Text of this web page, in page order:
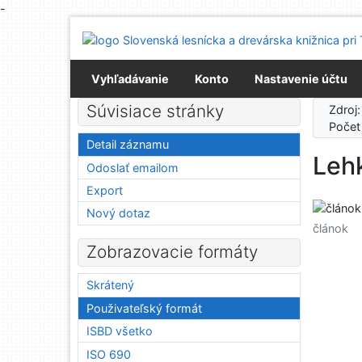
-
Prejsť na menu
Prehlásenie o webovej prístupnosti
Vyhľadávanie
Konto Nastavenie účtu
článok
Súvisiace stránky
Detail záznamu
Odoslať emailom
Export
Nový dotaz
Zobrazovacie formáty
Skrátený
Použivateľský formát
ISBD všetko
ISO 690